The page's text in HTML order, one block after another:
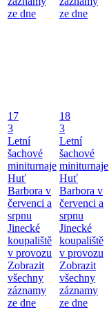
ze dne
ze dne
17
3
Letní
šachové
miniturnaje
Huť
Barbora v
červenci a
srpnu
Jinecké
koupaliště
v provozu
Zobrazit
všechny
záznamy
ze dne
18
3
Letní
šachové
miniturnaje
Huť
Barbora v
červenci a
srpnu
Jinecké
koupaliště
v provozu
Zobrazit
všechny
záznamy
ze dne